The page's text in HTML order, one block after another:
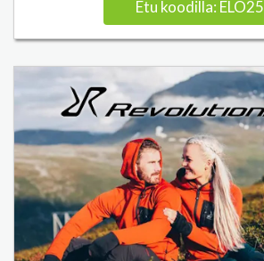
Etu koodilla: ELO25